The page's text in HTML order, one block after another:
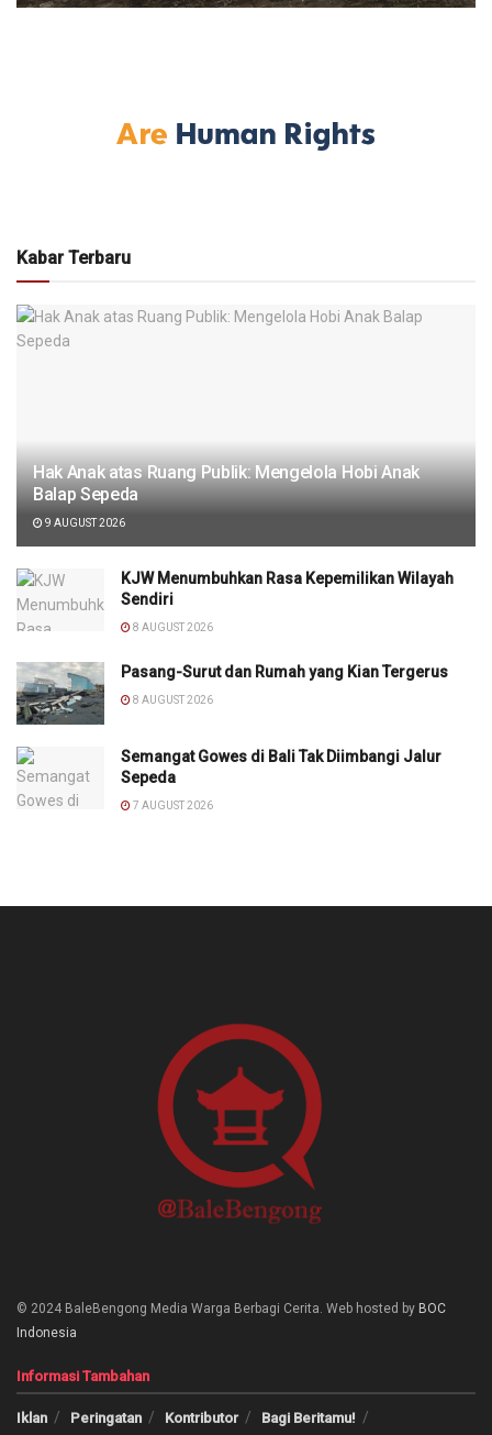
Kabar Terbaru
Hak Anak atas Ruang Publik: Mengelola Hobi Anak
Balap Sepeda
9 AUGUST 2026
KJW Menumbuhkan Rasa Kepemilikan Wilayah
Sendiri
8 AUGUST 2026
Pasang-Surut dan Rumah yang Kian Tergerus
8 AUGUST 2026
Semangat Gowes di Bali Tak Diimbangi Jalur
Sepeda
7 AUGUST 2026
© 2024 BaleBengong Media Warga Berbagi Cerita. Web hosted by BOC
Indonesia
Informasi Tambahan
Iklan Peringatan Kontributor Bagi Beritamu!